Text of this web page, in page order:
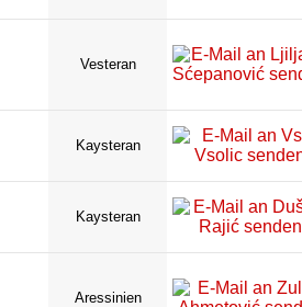
Vesteran
Kaysteran
Kaysteran
Aressinien